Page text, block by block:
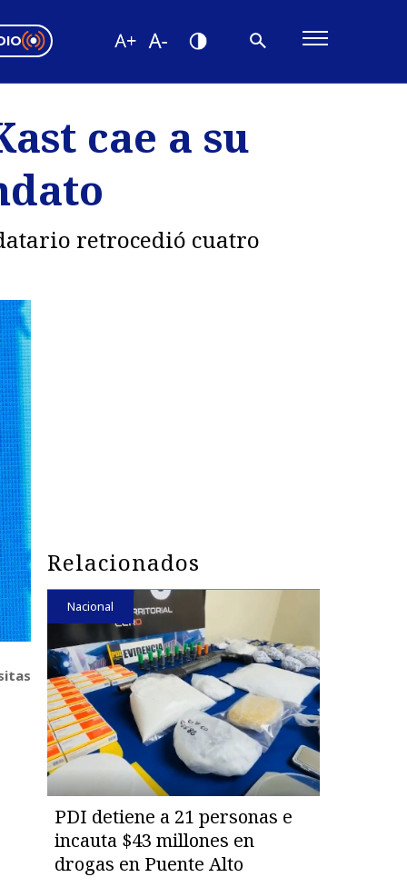
cae a su
retrocedió cuatro
Relacionados
Nacional
PDI detiene a 21 personas e
incauta $43 millones en
drogas en Puente Alto